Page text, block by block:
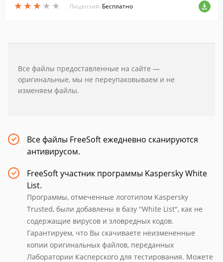
★ ★ ★ ★ ★
★ ★ ★ ★ ★ Лицензия: Бесплатно
Все файлы предоставленные на сайте —
оригинальные, мы не переупаковываем и не
изменяем файлы.
Все файлы FreeSoft ежедневно сканируются
антивирусом.
FreeSoft участник программы Kaspersky White
List.
Программы, отмеченные логотипом Kaspersky
Trusted, были добавлены в базу "White List", как не
содержащие вирусов и зловредных кодов.
Гарантируем, что Вы скачиваете неизмененные
копии оригинальных файлов, переданных
Лаборатории Касперского для тестирования. Можете